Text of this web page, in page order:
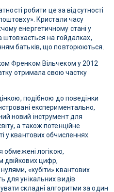
робити це за відсутності
Кристали часу
енергетичному стані у
штовхається на гойдалках,
батьків, що повторюються.
Френком Вільчеком у 2012
отримала свою частку
подібною до поведінки
експериментально,
новий інструмент для
а також потенційне
у квантових обчисленнях.
обмежені логікою,
двійкових цифр,
«кубіти» квантових
для унікальних видів
складні алгоритми за один